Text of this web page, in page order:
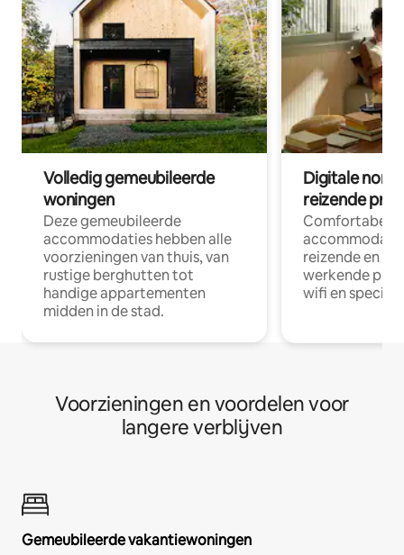
Volledig gemeubileerde
woningen
Deze gemeubileerde
accommodaties hebben alle
voorzieningen van thuis, van
rustige berghutten tot
handige appartementen
midden in de stad.
Digitale
reizende
Comfortabele
reizende en
werkende
wifi en
Voorzieningen en voordelen voor
langere verblijven
Gemeubileerde vakantiewoningen